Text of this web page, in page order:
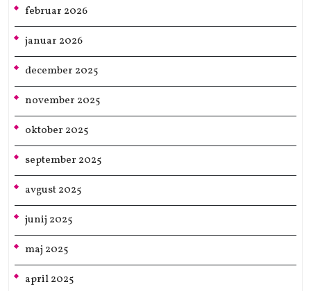
februar 2026
januar 2026
december 2025
november 2025
oktober 2025
september 2025
avgust 2025
junij 2025
maj 2025
april 2025